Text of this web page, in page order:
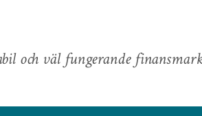
och väl fungerande